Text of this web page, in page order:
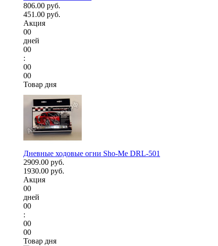
806.00 руб.
451.00 руб.
Акция
00
дней
00
:
00
00
Товар дня
Дневные ходовые огни Sho-Me DRL-501
2909.00 руб.
1930.00 руб.
Акция
00
дней
00
:
00
00
Товар дня